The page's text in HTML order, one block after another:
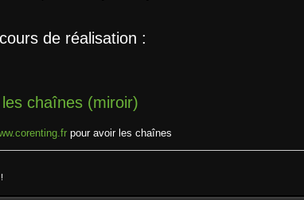
de réalisation :
chaînes (miroir)
pour avoir les chaînes